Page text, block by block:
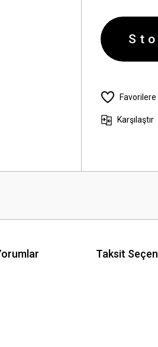
Karşılaştır
Taksit